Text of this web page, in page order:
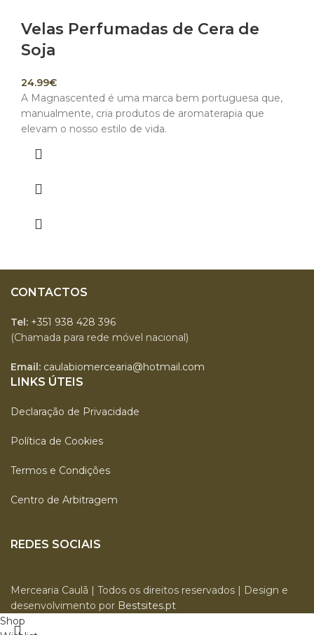
Velas Perfumadas de Cera de
Soja
24.99€
A Magnascented é uma marca bem portuguesa que,
manualmente, cria produtos de aromaterapia que
elevam o nosso estilo de vida.
CONTACTOS
Tel: +351 938 428 396
(Chamada para rede móvel nacional)
Email: caulabiomercearia@hotmail.com
LINKS ÚTEIS
Declaração de Privacidade
Política de Cookies
Termos e Condições
Centro de Arbitragem
REDES SOCIAIS
Mercearia Caulã | Todos os direitos reservados | Design e
desenvolvimento por Bestsites.pt
Shop